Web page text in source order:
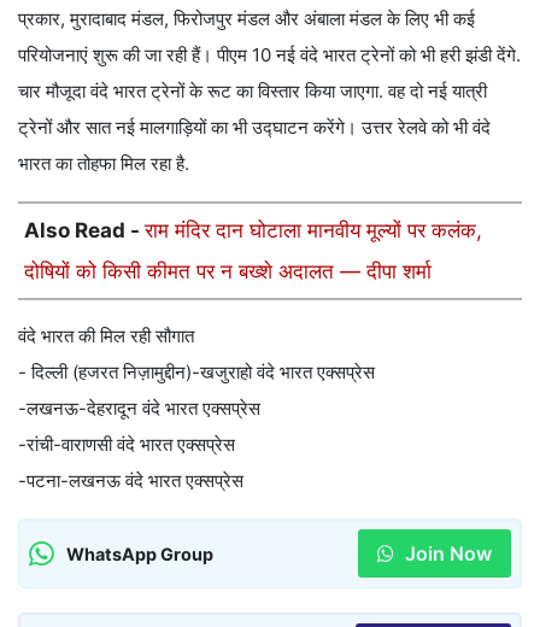
प्रकार, मुरादाबाद मंडल, फिरोजपुर मंडल और अंबाला मंडल के लिए भी कई
परियोजनाएं शुरू की जा रही हैं। पीएम 10 नई वंदे भारत ट्रेनों को भी हरी झंडी देंगे.
चार मौजूदा वंदे भारत ट्रेनों के रूट का विस्तार किया जाएगा. वह दो नई यात्री
ट्रेनों और सात नई मालगाड़ियों का भी उद्घाटन करेंगे। उत्तर रेलवे को भी वंदे
भारत का तोहफा मिल रहा है.
Also Read -राम मंदिर दान घोटाला मानवीय मूल्यों पर कलंक,
दोषियों को किसी कीमत पर न बख्शे अदालत — दीपा शर्मा
वंदे भारत की मिल रही सौगात
- दिल्ली (हजरत निज़ामुद्दीन)-खजुराहो वंदे भारत एक्सप्रेस
-लखनऊ-देहरादून वंदे भारत एक्सप्रेस
-रांची-वाराणसी वंदे भारत एक्सप्रेस
-पटना-लखनऊ वंदे भारत एक्सप्रेस
WhatsApp Group Join Now